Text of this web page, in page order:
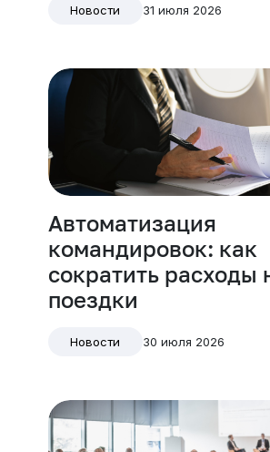
Новости 31 июля 2026
Автоматизация
командировок: как
сократить расходы
поездки
Новости 30 июля 2026